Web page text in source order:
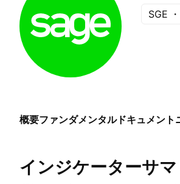
SGE
概要ファンダメンタルドキュメント
インジケーターサ